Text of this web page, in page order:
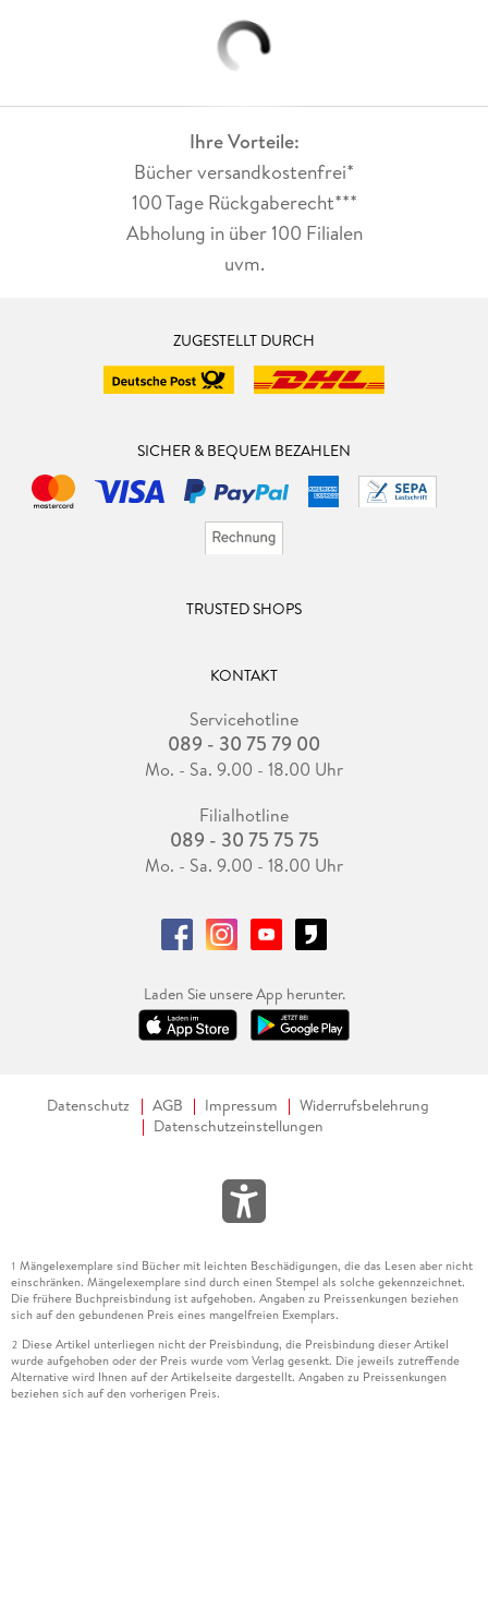
Ihre Vorteile:
Bücher versandkostenfrei*
100 Tage Rückgaberecht***
Abholung in über 100 Filialen
uvm.
ZUGESTELLT DURCH
SICHER & BEQUEM BEZAHLEN
TRUSTED SHOPS
KONTAKT
Servicehotline
089 - 30 75 79 00
Mo. - Sa. 9.00 - 18.00 Uhr
Filialhotline
089 - 30 75 75 75
Mo. - Sa. 9.00 - 18.00 Uhr
Laden Sie unsere App herunter.
Datenschutz AGB Impressum
Widerrufsbelehrung
Datenschutzeinstellungen
1 Mängelexemplare sind Bücher mit leichten Beschädigungen, die das Lesen aber nicht
einschränken. Mängelexemplare sind durch einen Stempel als solche gekennzeichnet.
Die frühere Buchpreisbindung ist aufgehoben. Angaben zu Preissenkungen beziehen
sich auf den gebundenen Preis eines mangelfreien Exemplars.
2 Diese Artikel unterliegen nicht der Preisbindung, die Preisbindung dieser Artikel
wurde aufgehoben oder der Preis wurde vom Verlag gesenkt. Die jeweils zutreffende
Alternative wird Ihnen auf der Artikelseite dargestellt. Angaben zu Preissenkungen
beziehen sich auf den vorherigen Preis.